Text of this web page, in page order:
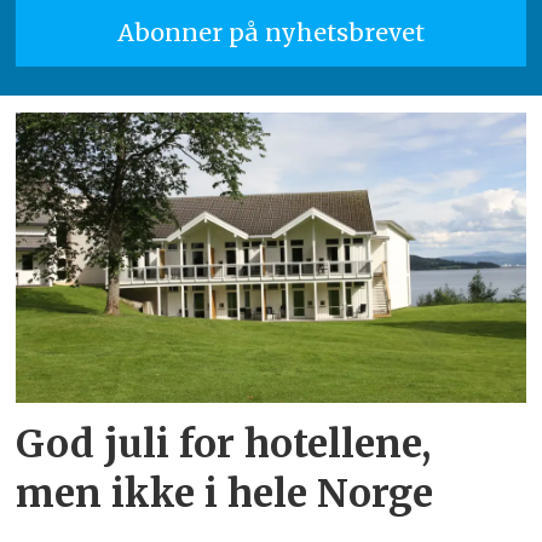
God juli for hotellene,
men ikke i hele Norge